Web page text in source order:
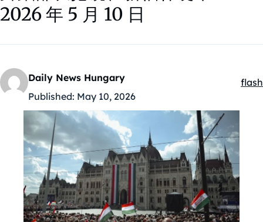
2026 年 5 月 10 日
Daily News Hungary
Published: May 10, 2026
flash